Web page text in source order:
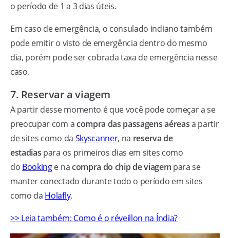
o período de 1 a 3 dias úteis.
Em caso de emergência, o consulado indiano também
pode emitir o visto de emergência dentro do mesmo
dia, porém pode ser cobrada taxa de emergência nesse
caso.
7. Reservar a viagem
A partir desse momento é que você pode começar a se
preocupar com acompra das passagens aéreasa partir
de sites como da Skyscanner, na reserva de
estadias para os primeiros dias em sites como
do Bookinge nacompra do chip de viagem para se
manter conectado durante todo o período em sites
como da Holafly.
>> Leia também: Como é o réveillon na Índia?